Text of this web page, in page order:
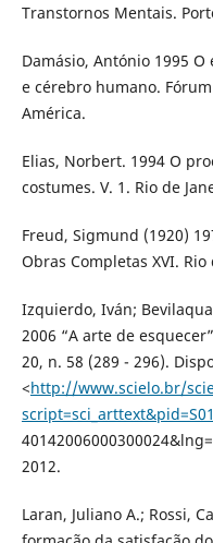
Transtornos Mentais.
Damásio, António 1995
e cérebro humano.
América.
Elias, Norbert. 1994 O
costumes. V. 1. Rio de
Freud, Sigmund (1920)
Obras Completas XVI.
Izquierdo, Iván;
2006 “A arte de
20, n. 58 (289 - 296).
<http://www.scielo.br/
2012.
Laran, Juliano A.; Rossi,